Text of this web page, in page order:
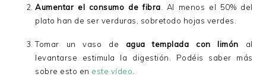
Aumentar el consumo de fibra . Al menos el 50% del
plato han de ser verduras, sobretodo hojas verdes.
Tomar un vaso de agua templada con limón al
levantarse estimula la digestión. Podéis saber más
sobre esto en este vídeo